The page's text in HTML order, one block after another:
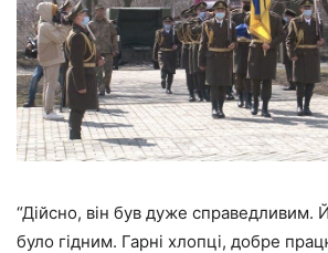
“Дійсно, він був дуже справедливим.
було гідним. Гарні хлопці, добре